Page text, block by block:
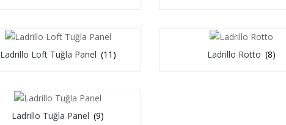
Ladrillo Loft Tuğla Panel (11) Ladrillo Rotto (8)
Ladrillo Tuğla Panel (9)